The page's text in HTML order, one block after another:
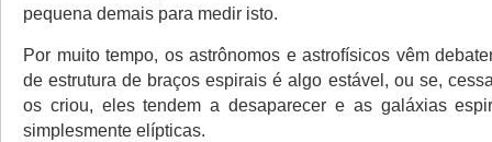
pequena demais para medir isto.
Por muito tempo, os astrônomos e astrofísicos vêm
de estrutura de braços espirais é algo estável, ou se,
os criou, eles tendem a desaparecer e as galáxias
simplesmente elípticas.